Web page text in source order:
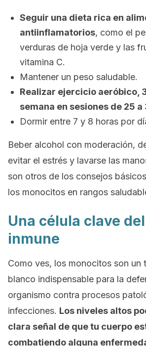
Seguir una dieta rica en
antiinflamatorios, como el
verduras de hoja verde y las
vitamina C.
Mantener un peso saludable.
Realizar ejercicio aeróbico,
semana en sesiones de 25
Dormir entre 7 y 8 horas por
Beber alcohol con moderación,
evitar el estrés y lavarse las
son otros de los consejos
los monocitos en rangos
Una célula clave
inmune
Como ves, los monocitos son un
blanco indispensable para la
organismo contra procesos
infecciones. Los niveles altos
clara señal de que tu cuerpo
combatiendo alguna